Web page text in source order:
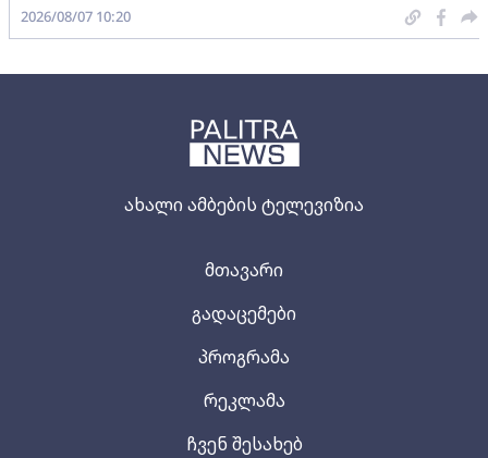
ახალი ამბების ტელევიზია
მთავარი
გადაცემები
პროგრამა
რეკლამა
ჩვენ შესახებ
2026/08/07 10:20